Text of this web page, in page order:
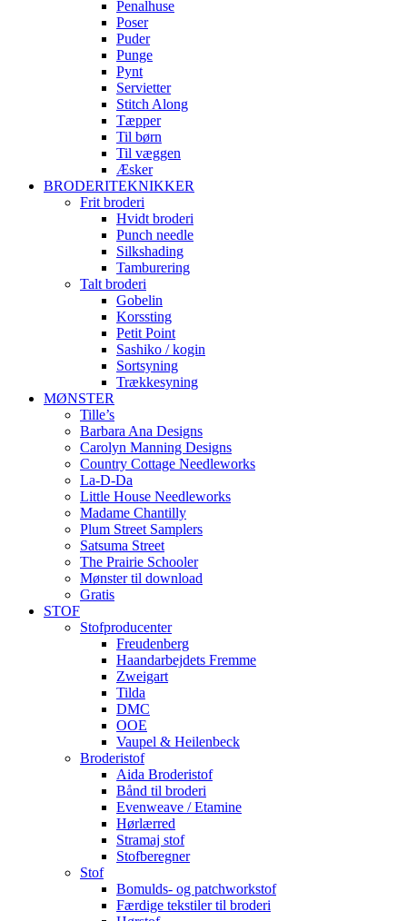
Penalhuse
Poser
Puder
Punge
Pynt
Servietter
Stitch Along
Tæpper
Til børn
Til væggen
Æsker
BRODERITEKNIKKER
Frit broderi
Hvidt broderi
Punch needle
Silkshading
Tamburering
Talt broderi
Gobelin
Korssting
Petit Point
Sashiko / kogin
Sortsyning
Trækkesyning
MØNSTER
Tille’s
Barbara Ana Designs
Carolyn Manning Designs
Country Cottage Needleworks
La-D-Da
Little House Needleworks
Madame Chantilly
Plum Street Samplers
Satsuma Street
The Prairie Schooler
Mønster til download
Gratis
STOF
Stofproducenter
Freudenberg
Haandarbejdets Fremme
Zweigart
Tilda
DMC
OOE
Vaupel & Heilenbeck
Broderistof
Aida Broderistof
Bånd til broderi
Evenweave / Etamine
Hørlærred
Stramaj stof
Stofberegner
Stof
Bomulds- og patchworkstof
Færdige tekstiler til broderi